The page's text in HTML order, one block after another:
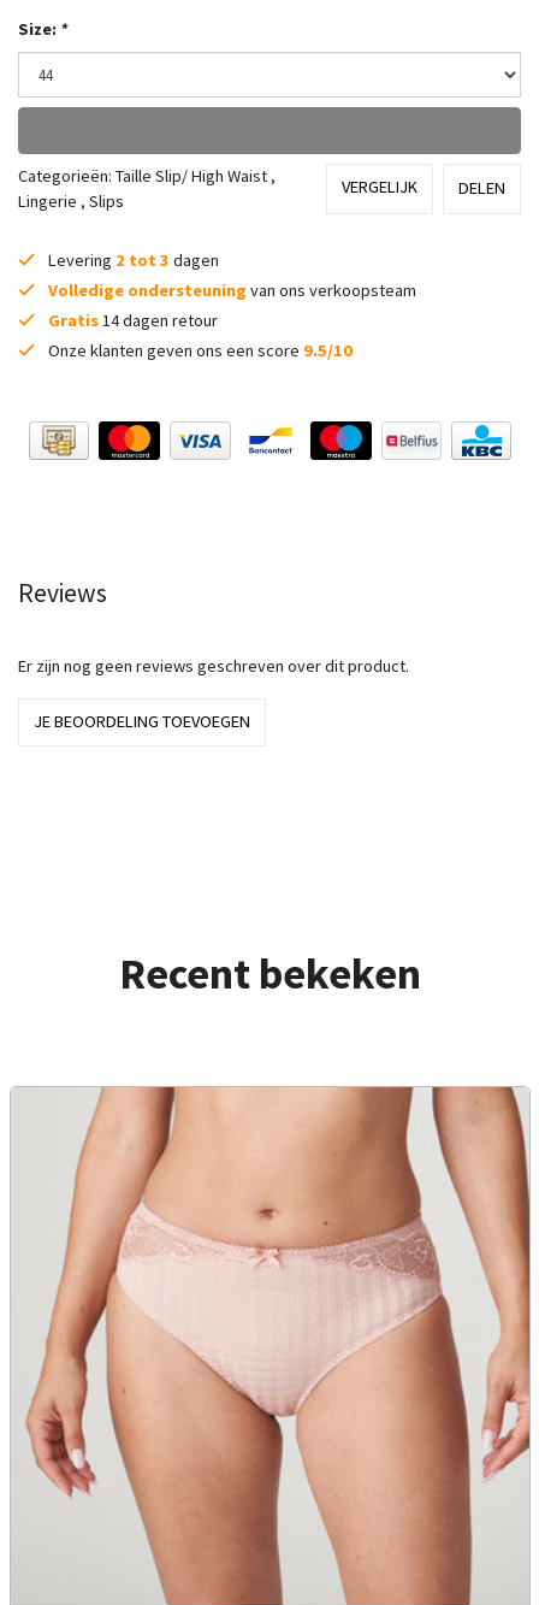
Size: *
Categorieën: Taille Slip/ High Waist ,
Lingerie , Slips
VERGELIJK DELEN
Levering 2 tot 3 dagen
Volledige ondersteuning van ons verkoopsteam
Gratis 14 dagen retour
Onze klanten geven ons een score 9.5/10
Reviews
Er zijn nog geen reviews geschreven over dit product.
JE BEOORDELING TOEVOEGEN
Recent bekeken